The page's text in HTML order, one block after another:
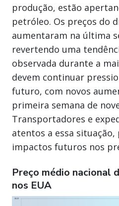
produção, estão
petróleo. Os preços do
aumentaram na última
revertendo uma
observada durante a
devem continuar
futuro, com novos
primeira semana de
Transportadores e
atentos a essa
impactos futuros nos
Preço médio nacional
nos EUA